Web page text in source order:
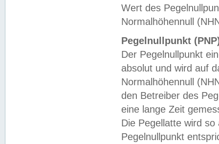
Wert des
Normalhöhennull
Pegelnullpunkt
Der Pegelnullpunkt
absolut und wird auf
Normalhöhennull
den Betreiber des
eine lange Zeit
Die Pegellatte wird
Pegelnullpunkt